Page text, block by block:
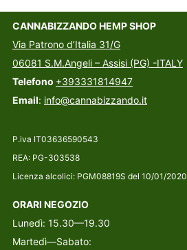
CANNABIZZANDO HEMP SHOP
Via Patrono d’Italia 31/G
06081 S.M.Angeli – Assisi (PG) -ITALY
Telefono +393331814947
Email: info@cannabizzando.it
P.iva IT03636590543
REA: PG-303538
Licenza alcolici: PGM08819S del 10/01/2020
ORARI NEGOZIO
Lunedì: 15.30—19.30
Martedì—Sabato: